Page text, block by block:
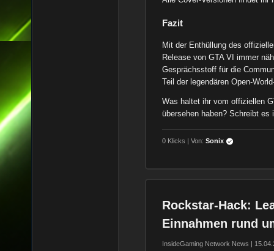
Fazit
Mit der Enthüllung des
Release von GTA VI immer
Gesprächsstoff für die
Teil der legendären Open-
Was haltet ihr vom offiziellen
übersehen haben? Schreibt
0 Klicks | Von:Sonix
Rockstar-Hack:
Einnahmen rund
InsideGaming Network News |